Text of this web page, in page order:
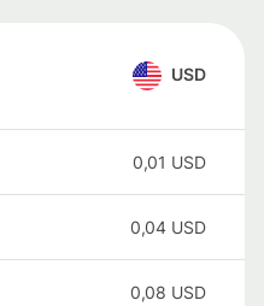
USD
0,01 USD
0,04 USD
0,08 USD